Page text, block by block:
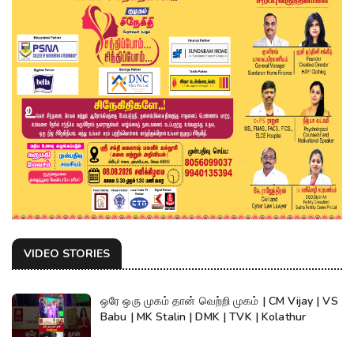
VIDEO STORIES
ஒரே ஒரு முகம் தான் வெற்றி முகம் | CM Vijay | VS
Babu | MK Stalin | DMK | TVK | Kolathur